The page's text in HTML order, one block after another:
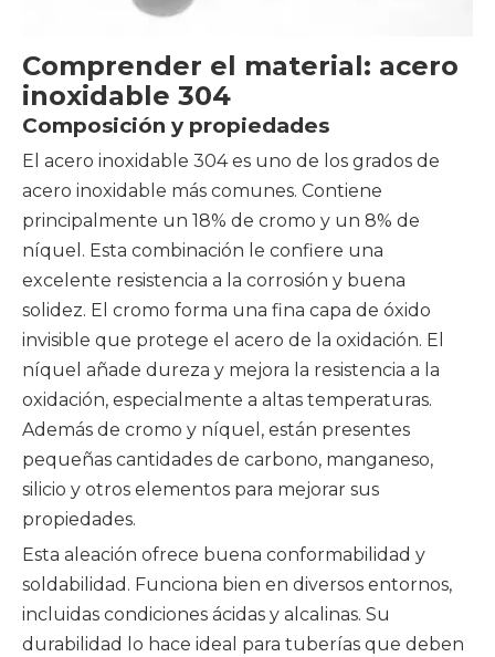
Comprender el material: acero
inoxidable 304
Composición y propiedades
El acero inoxidable 304 es uno de los grados de
acero inoxidable más comunes. Contiene
principalmente un 18% de cromo y un 8% de
níquel. Esta combinación le confiere una
excelente resistencia a la corrosión y buena
solidez. El cromo forma una fina capa de óxido
invisible que protege el acero de la oxidación. El
níquel añade dureza y mejora la resistencia a la
oxidación, especialmente a altas temperaturas.
Además de cromo y níquel, están presentes
pequeñas cantidades de carbono, manganeso,
silicio y otros elementos para mejorar sus
propiedades.
Esta aleación ofrece buena conformabilidad y
soldabilidad. Funciona bien en diversos entornos,
incluidas condiciones ácidas y alcalinas. Su
durabilidad lo hace ideal para tuberías que deben